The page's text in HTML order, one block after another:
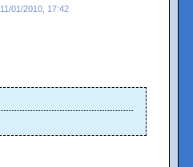
11/01/2010, 17:42